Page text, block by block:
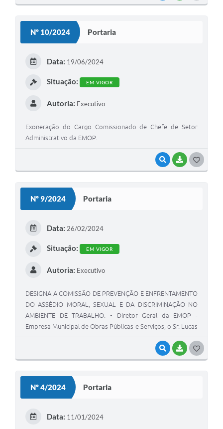
Nº 10/2024 Portaria
VISUALIZAR
BAIXAR
Data: 19/06/2024
Situação: EM VIGOR
Autoria: Executivo
Exoneração do Cargo Comissionado de Chefe de Setor
Administrativo da EMOP.
Nº 9/2024 Portaria
VISUALIZAR
BAIXAR
Data: 26/02/2024
Situação: EM VIGOR
Autoria: Executivo
DESIGNA A COMISSÃO DE PREVENÇÃO E ENFRENTAMENTO
DO ASSÉDIO MORAL, SEXUAL E DA DISCRIMINAÇÃO NO
AMBIENTE DE TRABALHO. • Diretor Geral da EMOP -
Empresa Municipal de Obras Públicas e Serviços, o Sr. Lucas
estatutárias, nos termos da legislação que rege a matéria:
Resolve: Artigo 1º - Nomear a Comissão de Prevenção e
Discriminação, para atuar face as denúncias dos
colaboradores efetuadas nos canais disponíveis na EMOP,
prevenção, apuração e efetuando ações junto com a
Nº 4/2024 Portaria
Data: 11/01/2024